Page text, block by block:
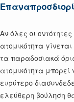
Αν όλες οι οντότητες
ατομικότητα
τα παραδοσιακά
ατομικότητα
ευρύτερο
ελεύθερη βούληση